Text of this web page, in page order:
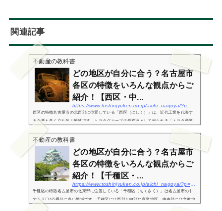
関連記事
不動産の教科書
どの地区が自分に合う？名古屋市
各区の特徴をいろんな観点からご
紹介！【西区・中...
https://www.toshinjyuken.co.jp/aichi_nagoya/?p=200br%20/
西区の特徴名古屋市の北西部に位置している「西区（にしく）」は、近代工業を代表す
る企業も多く立ち並ぶ地域です。トヨタグループの発祥地として知られる「トヨタ産業
技術記念館（旧豊田紡織本社工場）」や、森村グループの発祥地として知られる「ノリ
タケの森」な...
不動産の教科書
どの地区が自分に合う？名古屋市
各区の特徴をいろんな観点からご
紹介！【千種区・...
https://www.toshinjyuken.co.jp/aichi_nagoya/?p=196br%20/
千種区の特徴名古屋市の北東部に位置している「千種区（ちくさく）」は名古屋市の中
でも人口が5番目に多い地域です。千種区には西部と中部に商業地区、中央部には文教地
区があり、家族世帯にも住みやすい地域構成となっています。千種区の中央部にある池